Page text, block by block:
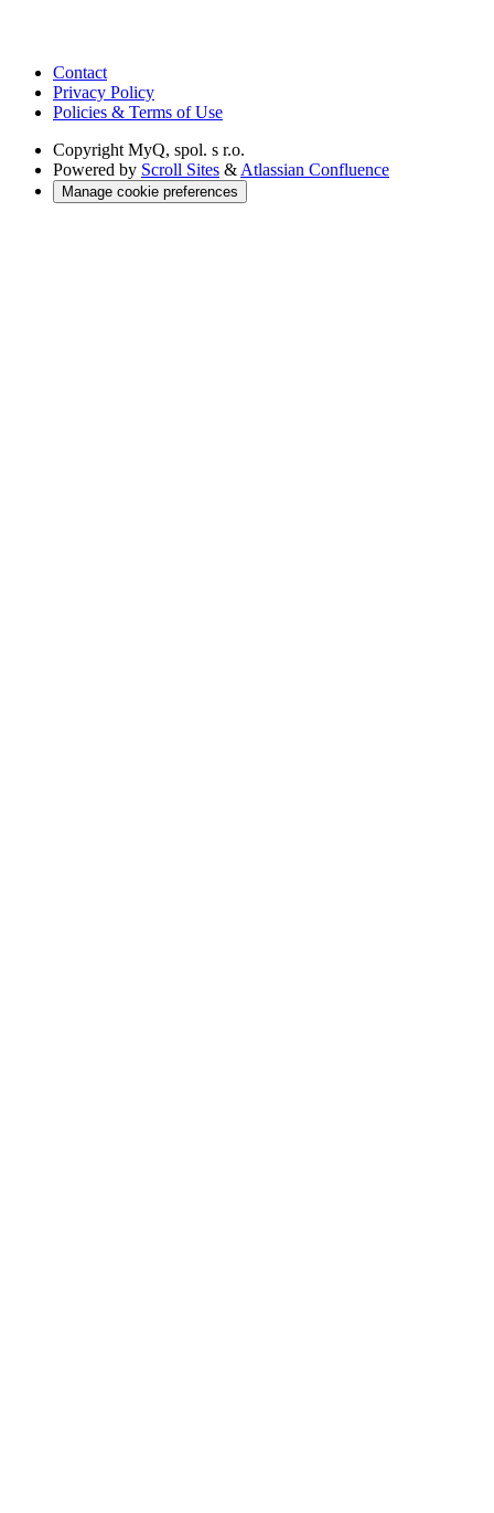
Contact
Privacy Policy
Policies & Terms of Use
Copyright MyQ, spol. s r.o.
Powered by Scroll Sites & Atlassian Confluence
Manage cookie preferences